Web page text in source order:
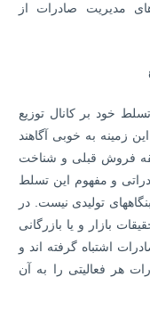
مدیریت صادرات از
خود بر کانال توزیع
زمینه به‌ خوبی آگاهند
فروش قبلی و شناخت
و مفهوم این تسلط
تولیدی نیست. در
بازار و یا بازرگانی
اشتباه گرفته­ اند و
هر فعالیتی را به آن